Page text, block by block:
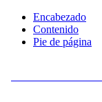
Encabezado
Contenido
Pie de página